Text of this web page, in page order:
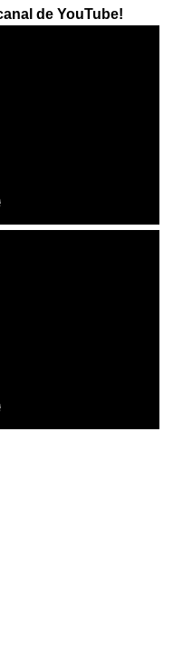
de YouTube!